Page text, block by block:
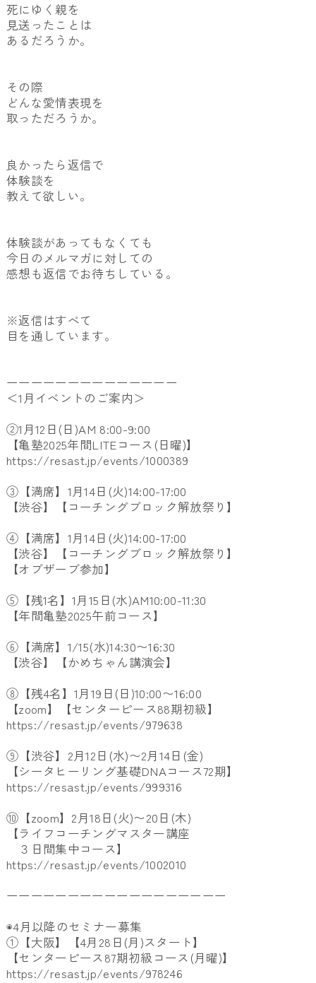
死にゆく親を
見送ったことは
あるだろうか。
その際
どんな愛情表現を
取っただろうか。
良かったら返信で
体験談を
教えて欲しい。
体験談があってもなくても
今日のメルマガに対しての
感想も返信でお待ちしている。
※返信はすべて
目を通しています。
ーーーーーーーーーーーーーー
＜1月イベントのご案内＞
②1月12日(日)AM 8:00-9:00
【亀塾2025年間LITEコース(日曜)】
https://resast.jp/events/1000389
③【満席】1月14日(火)14:00-17:00
【渋谷】【コーチングブロック解放祭り】
④【満席】1月14日(火)14:00-17:00
【渋谷】【コーチングブロック解放祭り】
【オブザーブ参加】
⑤【残1名】1月15日(水)AM10:00-11:30
【年間亀塾2025午前コース】
⑥【満席】1/15(水)14:30〜16:30
【渋谷】【かめちゃん講演会】
⑧【残4名】1月19日(日)10:00〜16:00
【zoom】【センターピース88期初級】
https://resast.jp/events/979638
⑨【渋谷】2月12日(水)〜2月14日(金)
【シータヒーリング基礎DNAコース72期】
https://resast.jp/events/999316
⑩【zoom】2月18日(火)〜20日(木)
【ライフコーチングマスター講座
３日間集中コース】
https://resast.jp/events/1002010
ーーーーーーーーーーーーーーーーーー
◉4月以降のセミナー募集
①【大阪】【4月28日(月)スタート】
【センターピース87期初級コース(月曜)】
https://resast.jp/events/978246